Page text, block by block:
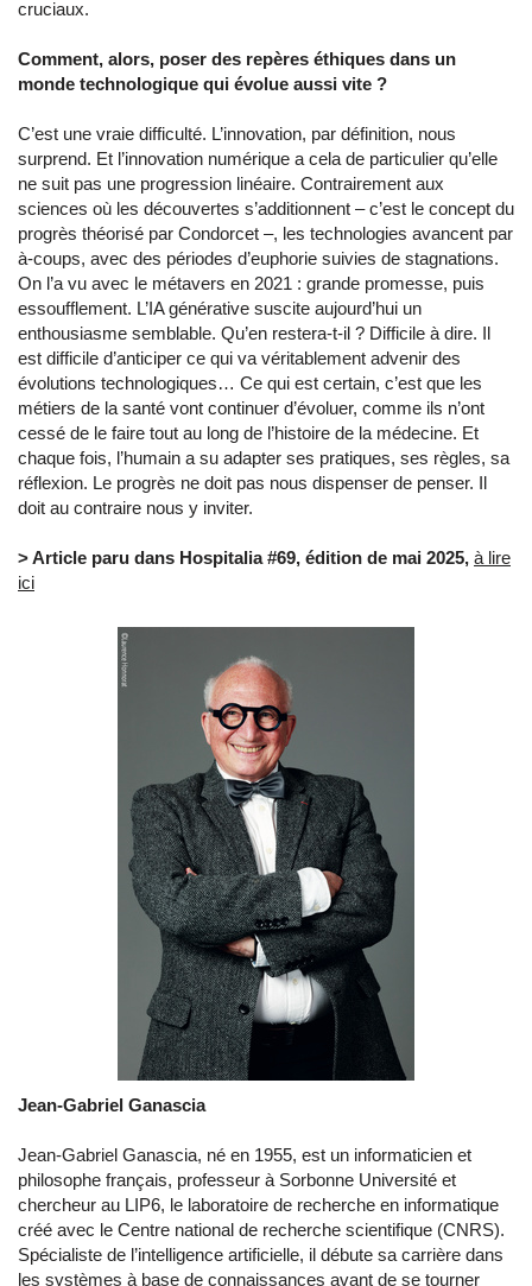
cruciaux.
Comment, alors, poser des repères éthiques dans un
monde technologique qui évolue aussi vite ?
C’est une vraie difficulté. L’innovation, par définition, nous
surprend. Et l’innovation numérique a cela de particulier qu’elle
ne suit pas une progression linéaire. Contrairement aux
sciences où les découvertes s’additionnent – c’est le concept du
progrès théorisé par Condorcet –, les technologies avancent par
à-coups, avec des périodes d’euphorie suivies de stagnations.
On l’a vu avec le métavers en 2021 : grande promesse, puis
essoufflement. L’IA générative suscite aujourd’hui un
enthousiasme semblable. Qu’en restera-t-il ? Difficile à dire. Il
est difficile d’anticiper ce qui va véritablement advenir des
évolutions technologiques… Ce qui est certain, c’est que les
métiers de la santé vont continuer d’évoluer, comme ils n’ont
cessé de le faire tout au long de l’histoire de la médecine. Et
chaque fois, l’humain a su adapter ses pratiques, ses règles, sa
réflexion. Le progrès ne doit pas nous dispenser de penser. Il
doit au contraire nous y inviter.
> Article paru dans Hospitalia #69, édition de mai 2025, à lire
ici
Jean-Gabriel Ganascia
Jean-Gabriel Ganascia, né en 1955, est un informaticien et
philosophe français, professeur à Sorbonne Université et
chercheur au LIP6, le laboratoire de recherche en informatique
créé avec le Centre national de recherche scientifique (CNRS).
Spécialiste de l’intelligence artificielle, il débute sa carrière dans
les systèmes à base de connaissances avant de se tourner